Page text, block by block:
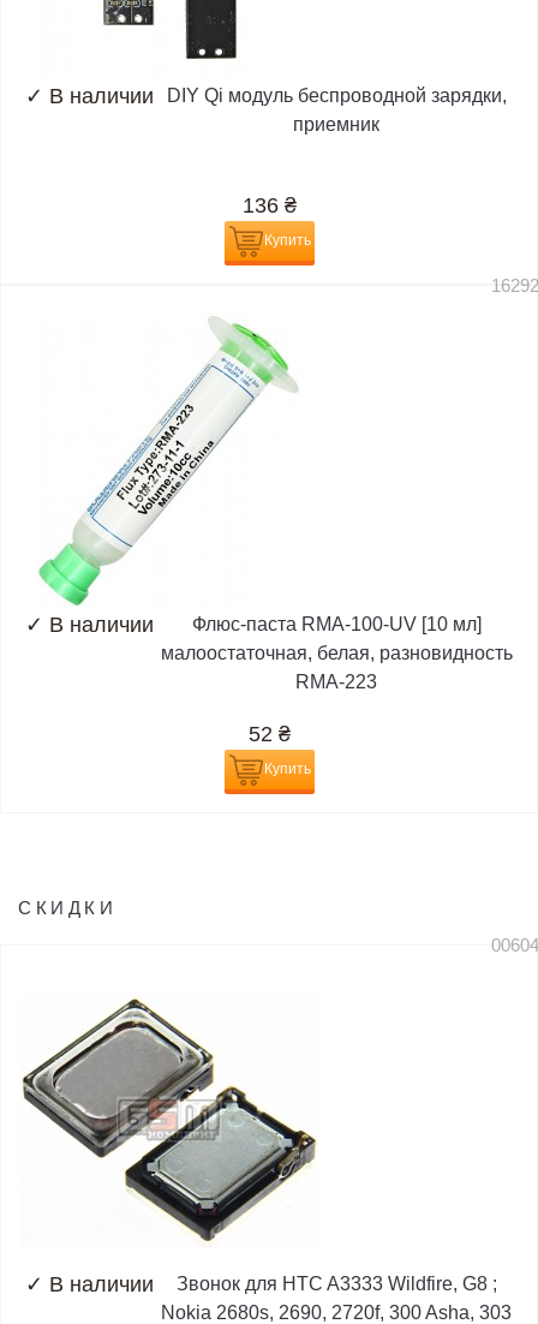
✓ В наличии
DIY Qi модуль беспроводной зарядки,
приемник
136 ₴
Купить
✓ В наличии
Флюс-паста RMA-100-UV [10 мл]
малоостаточная, белая, разновидность
RMA-223
52 ₴
Купить
СКИДКИ
✓ В наличии
Звонок для HTC A3333 Wildfire, G8 ;
Nokia 2680s, 2690, 2720f, 300 Asha, 303